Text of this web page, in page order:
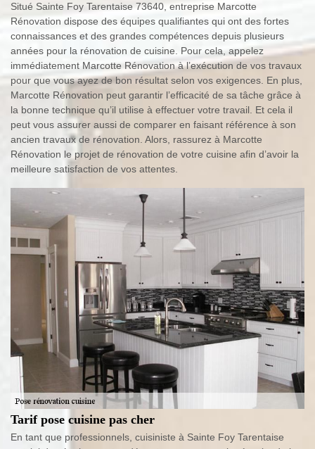
Situé Sainte Foy Tarentaise 73640, entreprise Marcotte
Rénovation dispose des équipes qualifiantes qui ont des fortes
connaissances et des grandes compétences depuis plusieurs
années pour la rénovation de cuisine. Pour cela, appelez
immédiatement Marcotte Rénovation à l’exécution de vos travaux
pour que vous ayez de bon résultat selon vos exigences. En plus,
Marcotte Rénovation peut garantir l’efficacité de sa tâche grâce à
la bonne technique qu’il utilise à effectuer votre travail. Et cela il
peut vous assurer aussi de comparer en faisant référence à son
ancien travaux de rénovation. Alors, rassurez à Marcotte
Rénovation le projet de rénovation de votre cuisine afin d’avoir la
meilleure satisfaction de vos attentes.
Tarif pose cuisine pas cher
En tant que professionnels, cuisiniste à Sainte Foy Tarentaise